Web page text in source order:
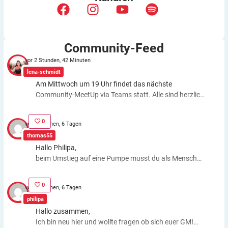
Community-Feed
lena-schmidt
vor 2 Stunden, 42 Minuten
Am Mittwoch um 19 Uhr findet das nächste
Community-MeetUp via Teams statt. Alle sind herzlich
anker.de/veranstaltung/virtuelles-diabetes-anker-
community-meetup-im-august-2026/
0
thomas55
vor 3 Wochen, 6 Tagen
Hallo Philipa,
beim Umstieg auf eine Pumpe musst du als Mensch
ICT. Schätzfehler bleiben also. Du kannst aber die
Basalrate individuell einstellen, z.B. In den frühen
Morgenstunden mehr Insulin zuführen. Auch bei
körperlichen Anstrengungen kannst du die Basalrate
für eine Zeit stoppen, das morgens oder abends
0
philipa
vor 3 Wochen, 6 Tagen
Hallo zusammen,
Ich bin neu hier und wollte fragen ob sich euer GMI